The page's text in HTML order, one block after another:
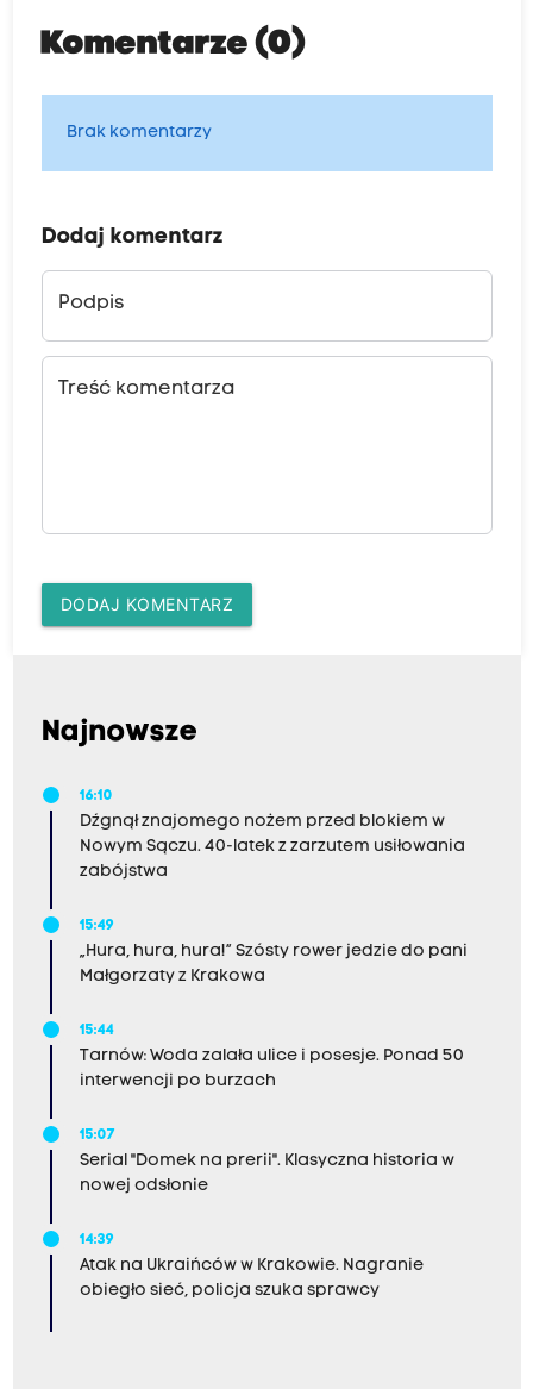
Komentarze (0)
Brak komentarzy
Dodaj komentarz
Podpis
Treść komentarza
DODAJ KOMENTARZ
Najnowsze
16:10
Dźgnął znajomego nożem przed blokiem w
Nowym Sączu. 40-latek z zarzutem usiłowania
zabójstwa
15:49
„Hura, hura, hura!” Szósty rower jedzie do pani
Małgorzaty z Krakowa
15:44
Tarnów: Woda zalała ulice i posesje. Ponad 50
interwencji po burzach
15:07
Serial "Domek na prerii". Klasyczna historia w
nowej odsłonie
14:39
Atak na Ukraińców w Krakowie. Nagranie
obiegło sieć, policja szuka sprawcy